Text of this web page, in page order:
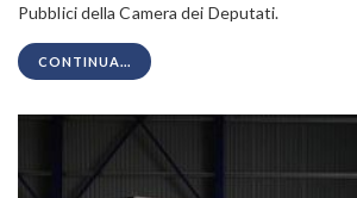
Pubblici della Camera dei Deputati.
CONTINUA...